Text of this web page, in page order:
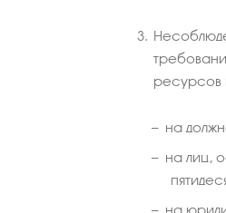
ресурсов
на
на лиц,
на